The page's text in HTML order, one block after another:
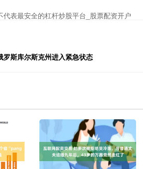
表最安全的杠杆炒股平台_股票配资开户
罗斯库尔斯克州进入紧急状态